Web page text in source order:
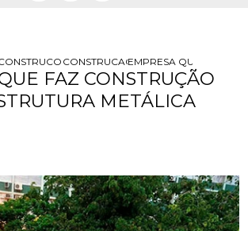
DE GALPOES METALICOS
CONSTRUCAO DE BARRACAO
EMPRESA QUE FAZ
FAZ CONSTRUÇÃO
METÁLICA